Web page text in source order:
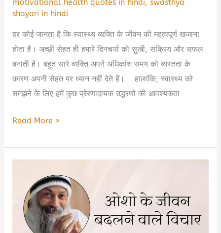
motivational health quotes in hindi,swasthya
shayari in hindi
हर कोई जानता है कि स्वास्थ्य व्यक्ति के जीवन की महत्वपूर्ण खजाना
होता है। अच्छी सेहत ही हमारे दिनचर्या को सुखी, सक्रिय और सफल
बनाती है। बहुत सारे व्यक्ति अपने अधिकांश समय को व्यस्तता के
कारण अपनी सेहत पर ध्यान नहीं देते हैं। हालांकि, स्वास्थ्य को
समझने के लिए हमें कुछ प्रेरणादायक उद्धरणों की आवश्यकता
Health
in
स्वास्थ्य
Read More »